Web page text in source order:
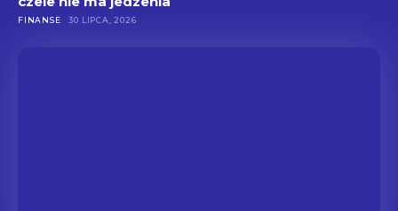
FINANSE 30 LIPCA, 2026